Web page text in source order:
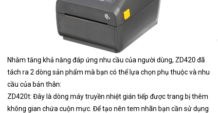
Nhằm tăng khả năng đáp ứng nhu cầu của người dùng, ZD420 đã
tách ra 2 dòng sản phẩm mà bạn có thể lựa chọn phụ thuộc và nhu
cầu của bản thân:
ZD420t: Đây là dòng máy truyền nhiệt gián tiếp được trang bị thêm
không gian chứa cuộn mực. Để tạo nên tem nhãn bạn cần sử dụng